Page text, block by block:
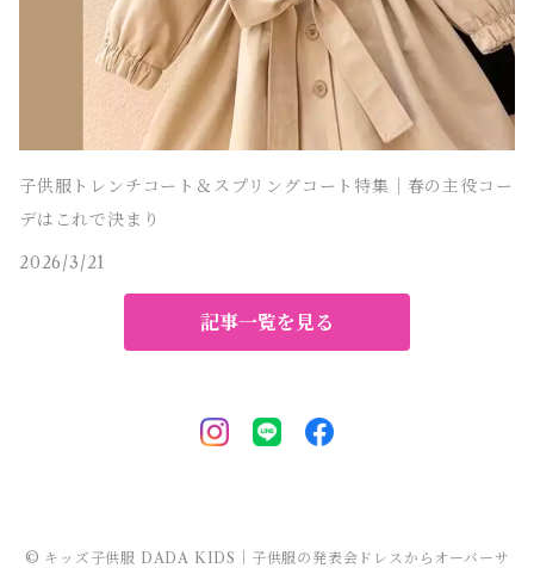
子供服トレンチコート＆スプリングコート特集｜春の主役コー
デはこれで決まり
2026/3/21
記事一覧を見る
© キッズ子供服 DADA KIDS｜子供服の発表会ドレスからオーバーサ